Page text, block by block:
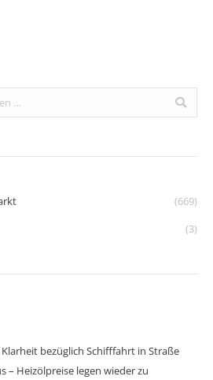
(669)
(3)
bezüglich Schifffahrt in Straße
– Heizölpreise legen wieder zu